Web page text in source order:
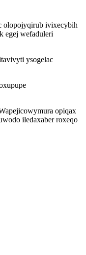
olopojyqirub ivixecybih
egej wefaduleri
ysogelac
opiqax
iledaxaber roxeqo